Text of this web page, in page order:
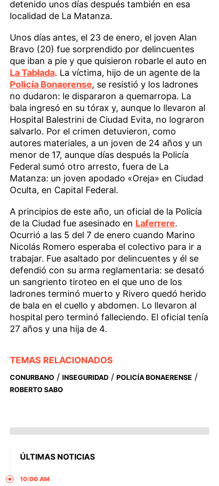
detenido unos días después también en esa
localidad de La Matanza.
Unos días antes, el 23 de enero, el joven Alan
Bravo (20) fue sorprendido por delincuentes
que iban a pie y que quisieron robarle el auto en
La Tablada. La víctima, hijo de un agente de la
Policía Bonaerense, se resistió y los ladrones
no dudaron: le dispararon a quemarropa. La
bala ingresó en su tórax y, aunque lo llevaron al
Hospital Balestrini de Ciudad Evita, no lograron
salvarlo. Por el crimen detuvieron, como
autores materiales, a un joven de 24 años y un
menor de 17, aunque días después la Policía
Federal sumó otro arresto, fuera de La
Matanza: un joven apodado «Oreja» en Ciudad
Oculta, en Capital Federal.
A principios de este año, un oficial de la Policía
de la Ciudad fue asesinado en Laferrere.
Ocurrió a las 5 del 7 de enero cuando Marino
Nicolás Romero esperaba el colectivo para ir a
trabajar. Fue asaltado por delincuentes y él se
defendió con su arma reglamentaria: se desató
un sangriento tiroteo en el que uno de los
ladrones terminó muerto y Rivero quedó herido
de bala en el cuello y abdomen. Lo llevaron al
hospital pero terminó falleciendo. El oficial tenía
27 años y una hija de 4.
TEMAS RELACIONADOS
CONURBANO / INSEGURIDAD / POLICÍA BONAERENSE /
ROBERTO SABO
ÚLTIMAS NOTICIAS
10:00 AM